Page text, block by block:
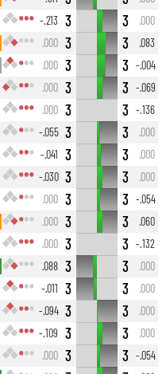
-.213 3 3
.000
.000 3 3
.083
.000 3 3 -.004
.000 3 3 -.069
.000 3 3 -.136
-.055 3 3
.000
-.041 3 3
.000
-.030 3 3
.000
.000 3 3 -.054
.000 3 3
.060
.000 3 3 -.132
.088 3 3
.000
-.011 3 3
.000
-.094 3 3
.000
-.109 3 3
.000
.000 3 3 -.054